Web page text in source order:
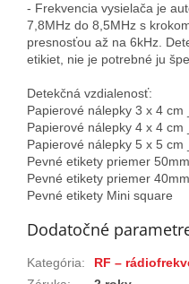
- Frekvencia vysielača je
7,8MHz do 8,5MHz s
presnosťou až na 6kHz.
etikiet, nie je potrebné ju
Detekčná vzdialenosť:
Papierové nálepky 3 x 4 cm
Papierové nálepky 4 x 4 cm
Papierové nálepky 5 x 5 cm
Pevné etikety priemer
Pevné etikety priemer
Pevné etikety Mini square
Dodatočné
Kategória:
RF –